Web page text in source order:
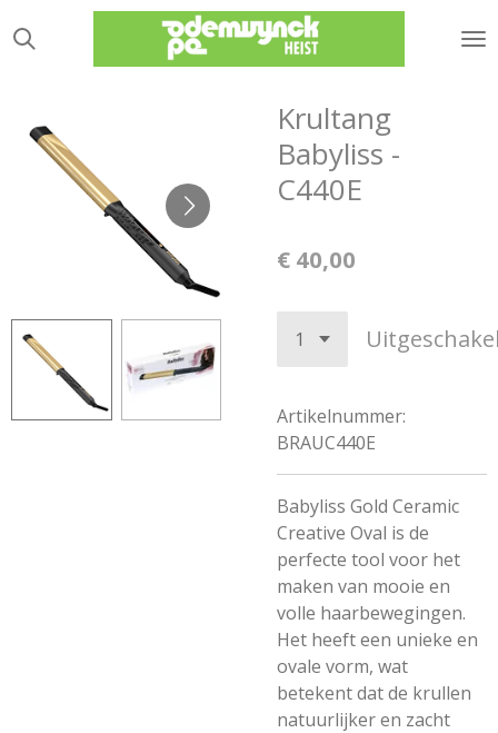
direct
hoofdinhoud
Krultang
Babyliss -
C440E
€ 40,00
Artikelnummer:
BRAUC440E
Babyliss Gold Ceramic
Creative Oval is de
perfecte tool voor het
maken van mooie en
volle haarbewegingen.
Het heeft een unieke en
ovale vorm, wat
betekent dat de krullen
natuurlijker en zacht